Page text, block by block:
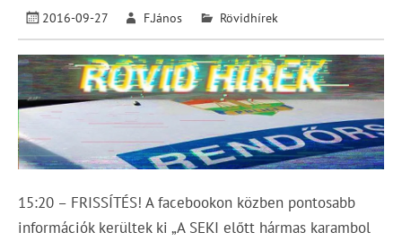
2016-09-27 F.János Rövidhírek
15:20 – FRISSÍTÉS! A facebookon közben pontosabb
információk kerültek ki „A SEKI előtt hármas karambol